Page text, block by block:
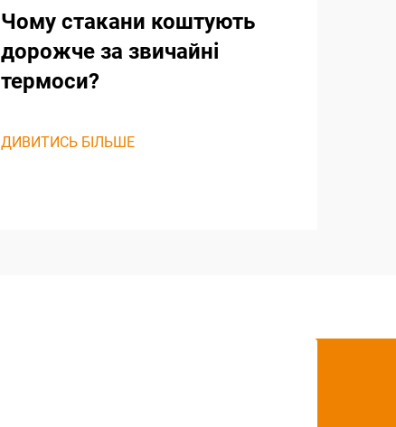
Чому стакани коштують
дорожче за звичайні
термоси?
ДИВИТИСЬ БІЛЬШЕ